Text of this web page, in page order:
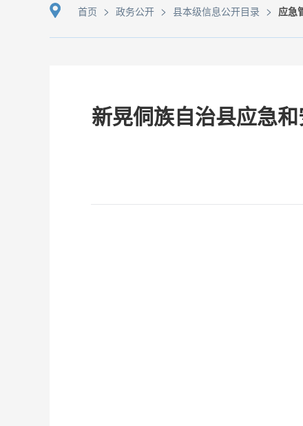
首页 > 政务公开 > 县本级信息公开目录 > 应急
新晃侗族自治县应急